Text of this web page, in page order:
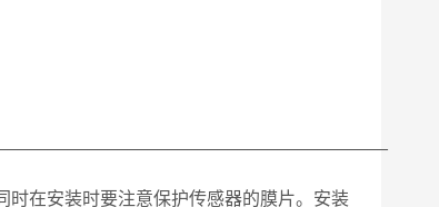
在安装时要注意保护传感器的膜片。安装